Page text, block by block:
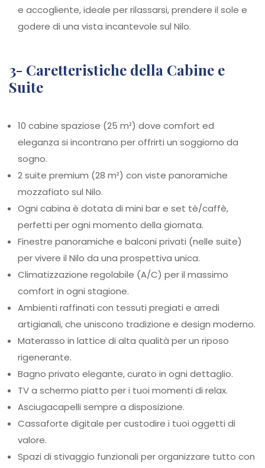
e accogliente, ideale per rilassarsi, prendere il sole e
godere di una vista incantevole sul Nilo.
3- Caretteristiche della Cabine e
Suite
10 cabine spaziose (25 m²) dove comfort ed
eleganza si incontrano per offrirti un soggiorno da
sogno.
2 suite premium (28 m²) con viste panoramiche
mozzafiato sul Nilo.
Ogni cabina è dotata di mini bar e set tè/caffè,
perfetti per ogni momento della giornata.
Finestre panoramiche e balconi privati (nelle suite)
per vivere il Nilo da una prospettiva unica.
Climatizzazione regolabile (A/C) per il massimo
comfort in ogni stagione.
Ambienti raffinati con tessuti pregiati e arredi
artigianali, che uniscono tradizione e design moderno.
Materasso in lattice di alta qualità per un riposo
rigenerante.
Bagno privato elegante, curato in ogni dettaglio.
TV a schermo piatto per i tuoi momenti di relax.
Asciugacapelli sempre a disposizione.
Cassaforte digitale per custodire i tuoi oggetti di
valore.
Spazi di stivaggio funzionali per organizzare tutto con